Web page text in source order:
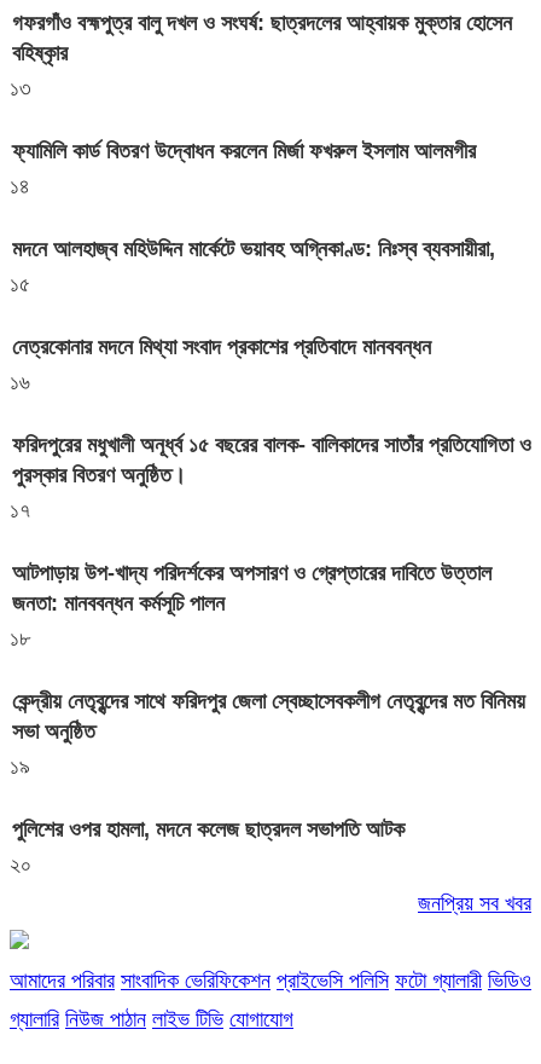
গফরগাঁও বহ্মপুত্র বালু দখল ও সংঘর্ষ: ছাত্রদলের আহ্বায়ক মুক্তার হোসেন
বহিষ্কৃার
১৩
ফ্যামিলি কার্ড বিতরণ উদ্বোধন করলেন মির্জা ফখরুল ইসলাম আলমগীর
১৪
মদনে আলহাজ্ব মহিউদ্দিন মার্কেটে ভয়াবহ অগ্নিকাণ্ড: নিঃস্ব ব্যবসায়ীরা,
১৫
নেত্রকোনার মদনে মিথ্যা সংবাদ প্রকাশের প্রতিবাদে মানববন্ধন
১৬
ফরিদপুরের মধুখালী অনূর্ধ্ব ১৫ বছরের বালক- বালিকাদের সাতাঁর প্রতিযোগিতা ও
পুরস্কার বিতরণ অনুষ্ঠিত।
১৭
আটপাড়ায় উপ-খাদ্য পরিদর্শকের অপসারণ ও গ্রেপ্তারের দাবিতে উত্তাল
জনতা: মানববন্ধন কর্মসূচি পালন
১৮
কেন্দ্রীয় নেতৃবৃন্দের সাথে ফরিদপুর জেলা স্বেচ্ছাসেবকলীগ নেতৃবৃন্দের মত বিনিময়
সভা অনুষ্ঠিত
১৯
পুলিশের ওপর হামলা, মদনে কলেজ ছাত্রদল সভাপতি আটক
২০
জনপ্রিয় সব খবর
আমাদের পরিবার সাংবাদিক ভেরিফিকেশন প্রাইভেসি পলিসি ফটো গ্যালারী ভিডিও
গ্যালারি নিউজ পাঠান লাইভ টিভি যোগাযোগ